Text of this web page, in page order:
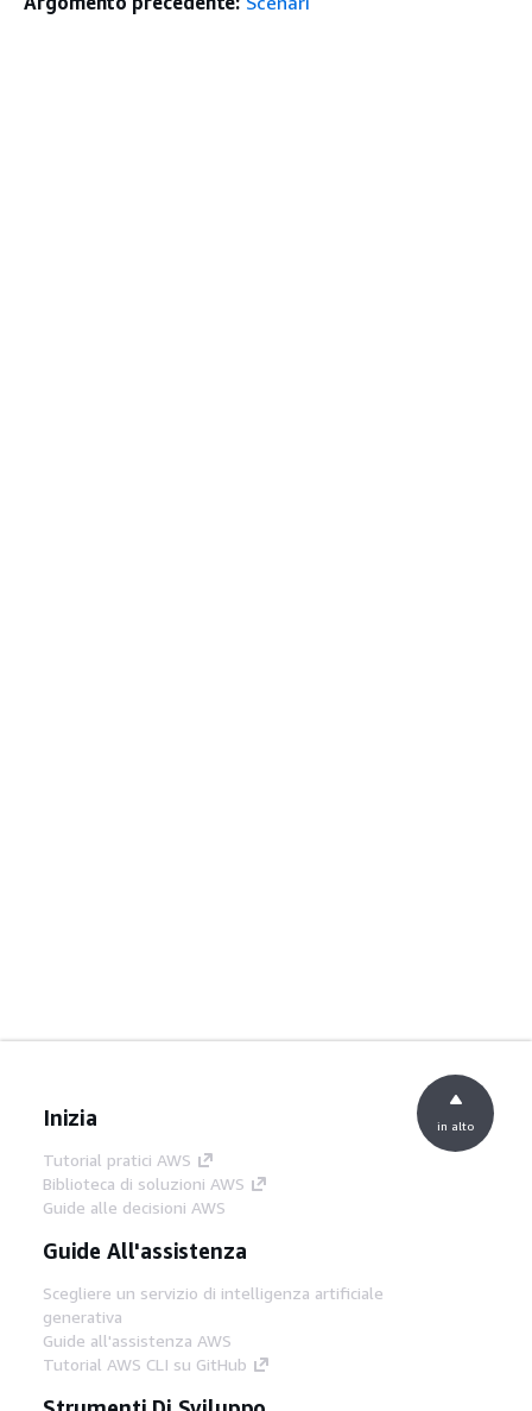
Inizia
Tutorial pratici AWS
Biblioteca di soluzioni AWS
Guide alle decisioni AWS
Guide All'assistenza
Scegliere un servizio di intelligenza artificiale
generativa
Guide all'assistenza AWS
Tutorial AWS CLI su GitHub
in alto